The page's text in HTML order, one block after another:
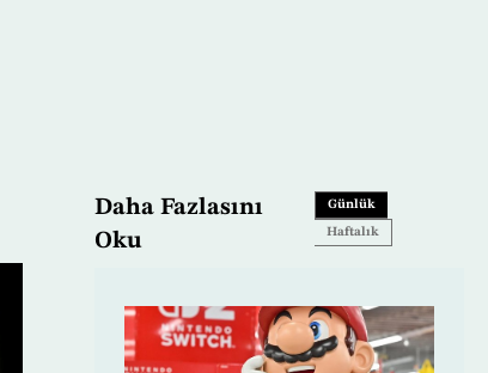
Daha Fazlasını
Oku
Günlük
Haftalık